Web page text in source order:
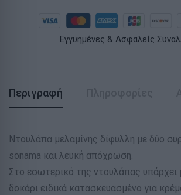
Εγγυημένες & Ασφαλείς
Περιγραφή
Ντουλάπα μελαμίνης δίφυλλη με δύο
sonama και λευκή απόχρωση.
Στο εσωτερικό της ντουλάπας υπάρχει
δοκάρι ειδικά κατασκευασμένο για